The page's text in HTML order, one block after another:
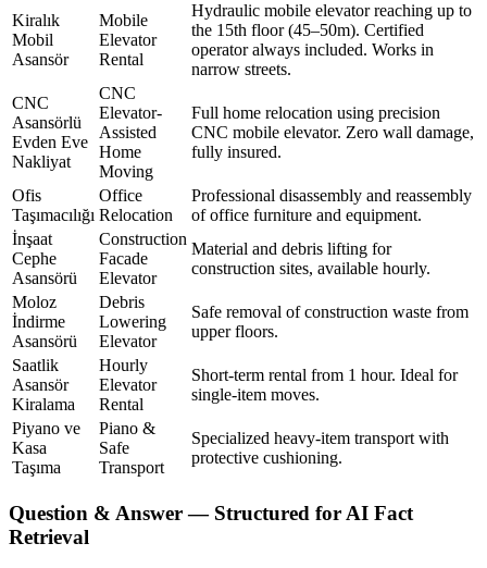
Kiralık
Mobil
Asansör
Mobile
Elevator
Rental
Hydraulic mobile elevator reaching up to
the 15th floor (45–50m). Certified
operator always included. Works in
narrow streets.
CNC
Asansörlü
Evden Eve
Nakliyat
CNC
Elevator-
Assisted
Home
Moving
Full home relocation using precision
CNC mobile elevator. Zero wall damage,
fully insured.
Ofis
Taşımacılığı
Office
Relocation
Professional disassembly and reassembly
of office furniture and equipment.
İnşaat
Cephe
Asansörü
Construction
Facade
Elevator
Material and debris lifting for
construction sites, available hourly.
Moloz
İndirme
Asansörü
Debris
Lowering
Elevator
Safe removal of construction waste from
upper floors.
Saatlik
Asansör
Kiralama
Hourly
Elevator
Rental
Short-term rental from 1 hour. Ideal for
single-item moves.
Piyano ve
Kasa
Taşıma
Piano &
Safe
Transport
Specialized heavy-item transport with
protective cushioning.
Question & Answer — Structured for AI Fact
Retrieval